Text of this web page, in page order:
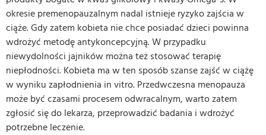
okresie premenopauzalnym nadal istnieje ryzyko zajścia w
ciąże. Gdy zatem kobieta nie chce posiadać dzieci powinna
wdrożyć metodę antykoncepcyjną. W przypadku
niewydolności jajników można też stosować terapię
niepłodności. Kobieta ma w ten sposób szanse zajść w ciążę
w wyniku zapłodnienia in vitro. Przedwczesna menopauza
może być czasami procesem odwracalnym, warto zatem
zgłosić się do lekarza, przeprowadzić badania i wdrożyć
potrzebne leczenie.